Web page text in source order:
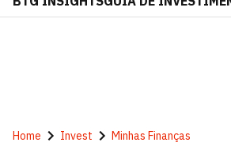
Home Invest Minhas Finanças